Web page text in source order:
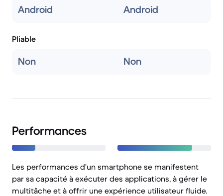
Android Android
Pliable
Non Non
Performances
Les performances d'un smartphone se manifestent
par sa capacité à exécuter des applications, à gérer le
multitâche et à offrir une expérience utilisateur fluide.